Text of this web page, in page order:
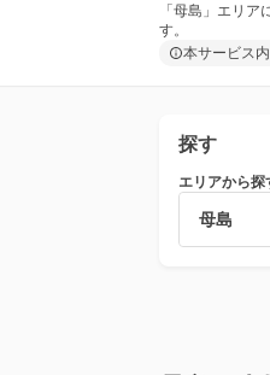
「母島」エリ
す。
本サービス
探す
エリアから探
母島